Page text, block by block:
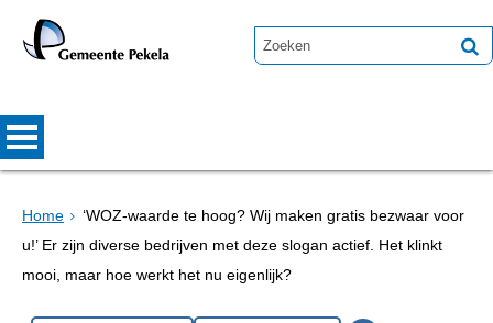
Home
‘WOZ-waarde te hoog? Wij maken gratis bezwaar voor
u!’ Er zijn diverse bedrijven met deze slogan actief. Het klinkt
mooi, maar hoe werkt het nu eigenlijk?